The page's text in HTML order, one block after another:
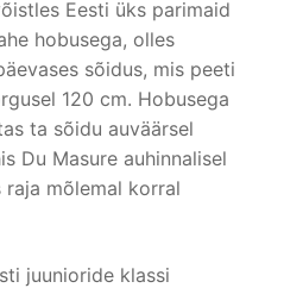
Eesti üks parimaid
hobusega, olles
sõidus, mis peeti
120 cm. Hobusega
ta sõidu auväärsel
Du Masure auhinnalisel
raja mõlemal korral
juunioride klassi